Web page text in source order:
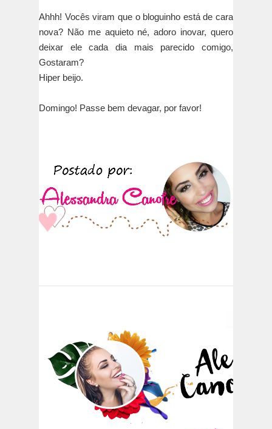
Ahhh! Vocês viram que o bloguinho está de cara
nova? Não me aquieto né, adoro inovar, quero
deixar ele cada dia mais parecido comigo,
Gostaram?
Hiper beijo.
Domingo! Passe bem devagar, por favor!